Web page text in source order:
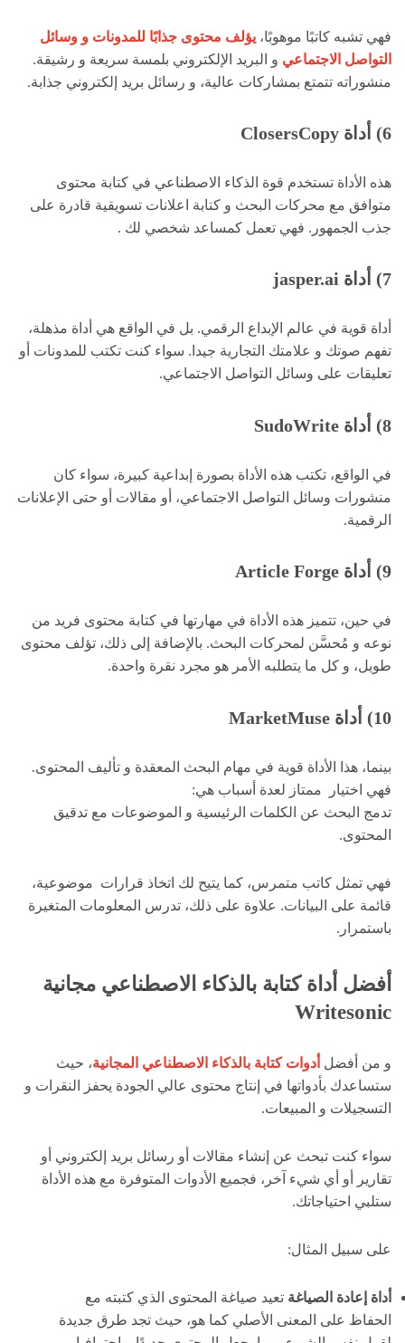
فهي تشبه كاتبًا موهوبًا، يؤلف محتوى جذابًا للمدونات و وسائل
التواصل الاجتماعي و البريد الإلكتروني بلمسة سريعة و رشيقة.
منشوراته تتمتع بمشاركات عالية، و رسائل بريد إلكتروني جذابة.
6) أداة ClosersCopy
هذه الأداة تستخدم قوة الذكاء الاصطناعي في كتابة محتوى
متوافق مع محركات البحث و كتابة اعلانات تسويقية قادرة على
جذب الجمهور. فهي تعمل كمساعد شخصي لك .
7) أداة jasper.ai
أداة قوية في عالم الإبداع الرقمي. بل في الواقع هي أداة مذهلة،
تفهم صوتك و علامتك التجارية جيدا. سواء كنت تكتب للمدونات أو
تعليقات على وسائل التواصل الاجتماعي.
8) أداة SudoWrite
في الواقع، تكتب هذه الأداة بصورة إبداعية كبيرة، سواء كان
منشورات وسائل التواصل الاجتماعي، أو مقالات أو حتى الإعلانات
الرقمية.
9) أداة Article Forge
في حين، تتميز هذه الأداة في مهارتها في كتابة محتوى فريد من
نوعه و مُحسَّن لمحركات البحث. بالإضافة إلى ذلك، تؤلف محتوى
طويل، و كل ما يتطلبه الأمر هو مجرد نقرة واحدة.
10) أداة MarketMuse
بينما، هذا الأداة قوية في مهام البحث المعقدة و تأليف المحتوى.
فهي اختيار ممتاز لعدة أسباب هي:
تدمج البحث عن الكلمات الرئيسية و الموضوعات مع تدقيق
المحتوى.
فهي تمثل كاتب متمرس، كما يتيح لك اتخاذ قرارات موضوعية،
قائمة على البيانات. علاوة على ذلك، تدرس المعلومات المتغيرة
باستمرار.
أفضل أداة كتابة بالذكاء الاصطناعي مجانية
Writesonic
و من أفضل أدوات كتابة بالذكاء الاصطناعي المجانية، حيث
ستساعدك بأدواتها في إنتاج محتوى عالي الجودة يحفز النقرات و
التسجيلات و المبيعات.
سواء كنت تبحث عن إنشاء مقالات أو رسائل بريد إلكتروني أو
تقارير أو أي شيء آخر، فجميع الأدوات المتوفرة مع هذه الأداة
ستلبي احتياجاتك.
على سبيل المثال:
أداة إعادة الصياغة تعيد صياغة المحتوى الذي كتبته مع
الحفاظ على المعنى الأصلي كما هو، حيث تجد طرق جديدة